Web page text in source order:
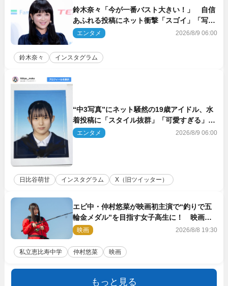
鈴木奈々「今が一番バスト大きい！」 自信
あふれる投稿にネット衝撃「スゴイ」「写真
集を出して欲しい」
エンタメ 2026/8/9 06:00
鈴木奈々 インスタグラム
“中3写真”にネット騒然の19歳アイドル、水
着投稿に「スタイル抜群」「可愛すぎる」と
絶賛の声
エンタメ 2026/8/9 06:00
日比谷萌甘 インスタグラム X（旧ツイッター）
エビ中・仲村悠菜が映画初主演で“釣りで五
輪金メダル”を目指す女子高生に！ 映画
『つりこまち』今秋公開
映画 2026/8/8 19:30
私立恵比寿中学 仲村悠菜 映画
もっと見る